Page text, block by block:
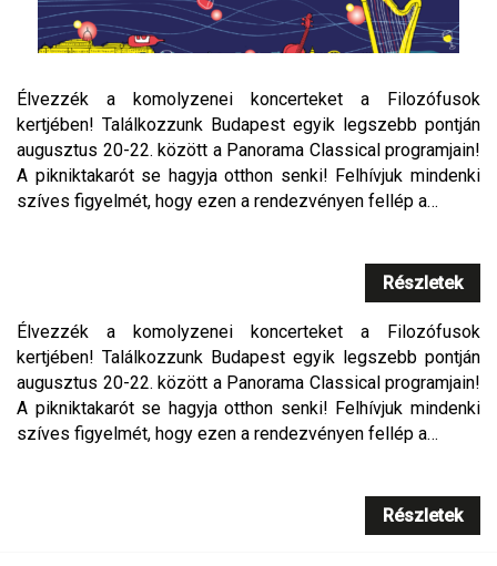
Élvezzék a komolyzenei koncerteket a Filozófusok
kertjében! Találkozzunk Budapest egyik legszebb pontján
augusztus 20-22. között a Panorama Classical programjain!
A pikniktakarót se hagyja otthon senki! Felhívjuk mindenki
szíves figyelmét, hogy ezen a rendezvényen fellép a…
Részletek
Élvezzék a komolyzenei koncerteket a Filozófusok
kertjében! Találkozzunk Budapest egyik legszebb pontján
augusztus 20-22. között a Panorama Classical programjain!
A pikniktakarót se hagyja otthon senki! Felhívjuk mindenki
szíves figyelmét, hogy ezen a rendezvényen fellép a…
Részletek